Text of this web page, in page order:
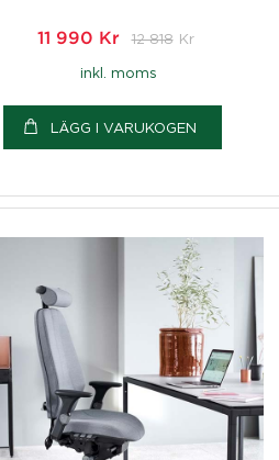
11 990 Kr 12 818 Kr
inkl. moms
LÄGG I VARUKOGEN